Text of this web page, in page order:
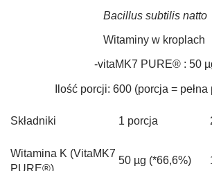
Bacillus subtilis natto
Witaminy w kroplach
-vitaMK7 PURE® : 50
Ilość porcji: 600 (porcja =
Składniki 1 porcja
Witamina K (VitaMK7
50 µg (*66,6%)